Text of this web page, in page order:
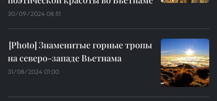
30/09/2024 08:51
Знаменитые горные тропы
на северо-западе Вьетнама
31/08/2024 01:00